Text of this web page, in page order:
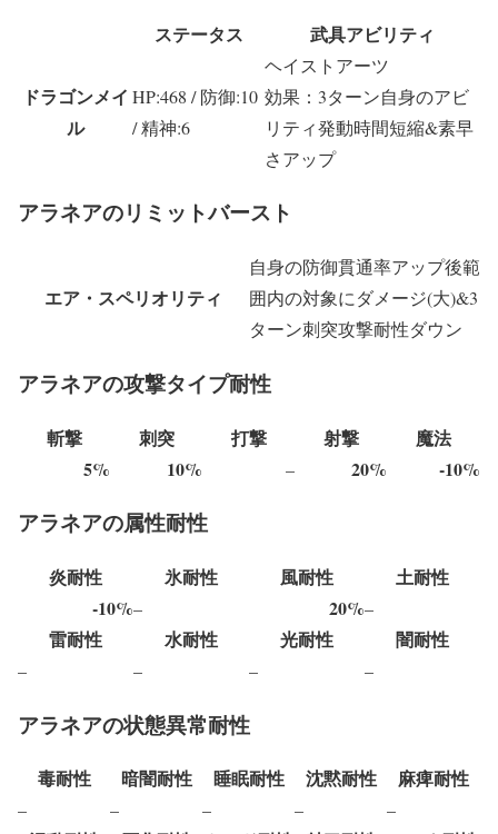
ステータス 武具アビリティ
ドラゴンメイ
ル
HP:468 / 防御:10
/ 精神:6
ヘイストアーツ
効果：3ターン自身のアビ
リティ発動時間短縮&素早
さアップ
アラネアのリミットバースト
エア・スペリオリティ
自身の防御貫通率アップ後範
囲内の対象にダメージ(大)&3
ターン刺突攻撃耐性ダウン
アラネアの攻撃タイプ耐性
斬撃 刺突 打撃 射撃
魔法
5%
10% – 20% -10%
アラネアの属性耐性
炎耐性 氷耐性 風耐性
土耐性
-10%– 20%–
雷耐性 水耐性 光耐性 闇耐性
– – – –
アラネアの状態異常耐性
毒耐性 暗闇耐性 睡眠耐性 沈黙耐性 麻痺耐性
– – – – –